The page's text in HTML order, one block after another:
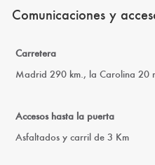
Comunicaciones y
Carretera
Madrid 290 km., la Carolina 20
Accesos hasta la puerta
Asfaltados y carril de 3 Km